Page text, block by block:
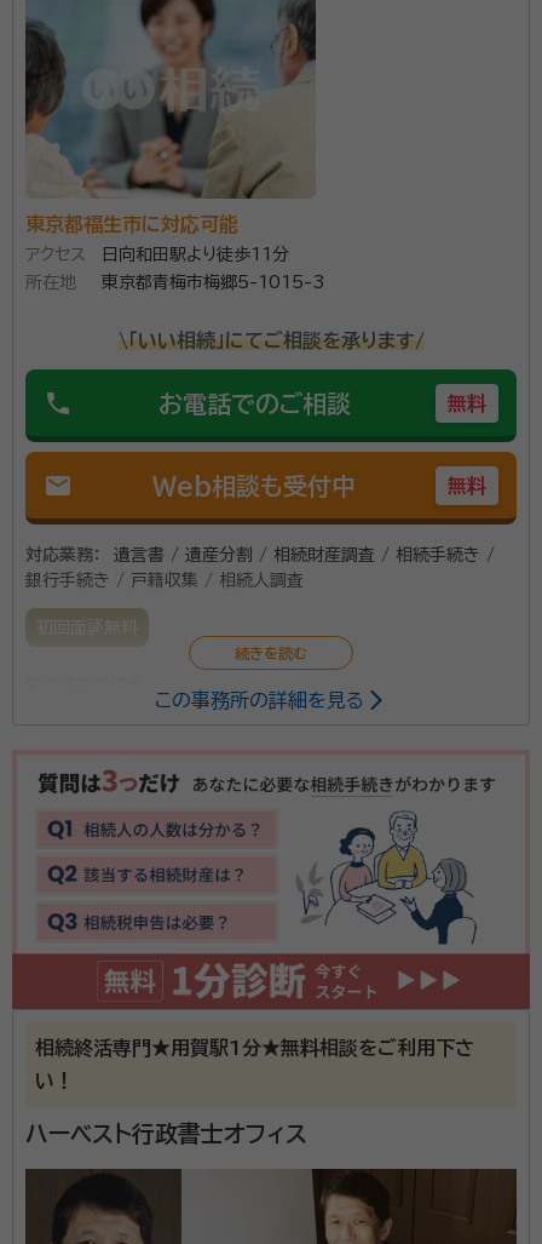
自動車用品商社に入社し、購買・営業・商品開発・マーケティングを
担当した後、大手自動車用品チェーン店の本部担当、自動車メーカーの首
都圏営業の統括を行う。 自動車用品商社の社員時代、平成13年に父が
72歳で突如他界。 その10年後の平成23年に今度は母が74歳でこちら
も突如他界。 二人の突然の死・相続を体験し、親不孝な自分を反省する。
またこの頃より、友人・知人、お取引先の通夜・葬儀に参列する機会も増
え、争族の話を耳にするようになり、行政書士の資格取得を志す。 2016
年4月に昭島市の自宅で 『行政書士 橋立事務所』 として独立開業。
2019年12月に、事務所を立川駅北口に移転。 2023年4月に、個人事
業主から法人化を行い 『行政書士法人橋立事務所』 として活動中。 相続
業務を行い、相続の相談を受ける中で『相続税』に関するご質問を多数寄
せられるようになり、ファイナンシャルプランナー2級技能士（国家資格）を
取得。AFP登録を行う。 相続に関する更に深い知識・情報の収集の為に、
民間資格である『相続診断士』の資格を取得。相続診断士との共同セミナ
事務所口コミ（抜粋）：
account_circle ご利用時期：2023/4
行政書士法人橋立事務所は、行政書士資格保有者3名と
補助者3名で業務を行っております。 相続の事でした
ら、どの様な事でもご相談を伺えます。 関係士業との提
をさせて頂けます。 通常営業時間は午前9時～午後6時
となっていますが、午後6時以降のご面談や、土日祝日
のご面談も予約制で承っております。 お気軽にご相談
行政書士・特定行政書士・申請取次行政書士・AFP・ファイ
所属団体： 東京都行政書士会
東京都福生市に対応可能
アクセス
日向和田駅より徒歩11分
所在地
東京都青梅市梅郷5-1015-3
\「いい相続」にてご相談を承ります/
phone お電話でのご相談 無料
mail Web相談も受付中 無料
対応業務：
遺言書 / 遺産分割 / 相続財産調査 / 相続手続き /
銀行手続き / 戸籍収集 / 相続人調査
初回面談無料
資格等：行政書士、社会保険労務士
この事務所の詳細を見る
相続終活専門★用賀駅1分★無料相談をご利用下さ
い！
ハーベスト行政書士オフィス